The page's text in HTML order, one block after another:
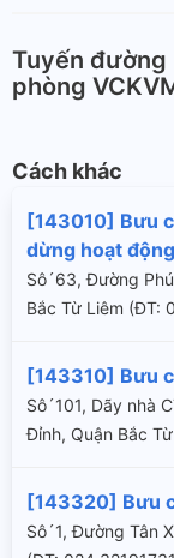
Tuyến đường
phòng
Cách khác
[143010] Bưu
dừng hoạt
Sô´63, Đường
Bắc Từ Liêm (ÐT:
[143310] Bưu
Sô´101, Dãy nhà
Đỉnh, Quận Bắc
[143320] Bưu
Sô´1, Đường Tân